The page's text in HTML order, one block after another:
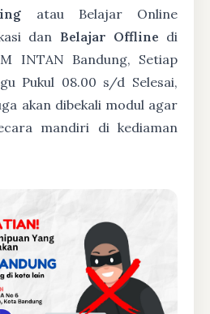
atau Belajar Online
dan Belajar Offline di
INTAN Bandung, Setiap
Pukul 08.00 s/d Selesai,
akan dibekali modul agar
mandiri di kediaman